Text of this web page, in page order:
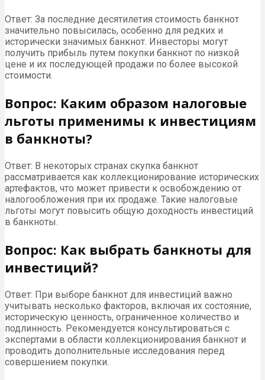
Ответ: За последние десятилетия стоимость банкнот
значительно повысилась, особенно для редких и
исторически значимых банкнот. Инвесторы могут
получить прибыль путем покупки банкнот по низкой
цене и их последующей продажи по более высокой
стоимости.
Вопрос: Каким образом налоговые
льготы применимы к инвестициям
в банкноты?
Ответ: В некоторых странах скупка банкнот
рассматривается как коллекционирование исторических
артефактов, что может привести к освобождению от
налогообложения при их продаже. Такие налоговые
льготы могут повысить общую доходность инвестиций
в банкноты.
Вопрос: Как выбрать банкноты для
инвестиций?
Ответ: При выборе банкнот для инвестиций важно
учитывать несколько факторов, включая их состояние,
историческую ценность, ограниченное количество и
подлинность. Рекомендуется консультироваться с
экспертами в области коллекционирования банкнот и
проводить дополнительные исследования перед
совершением покупки.